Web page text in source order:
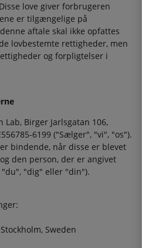
love giver forbrugeren
er tilgængelige på
aftale skal ikke opfattes
lovbestemte rettigheder, men
og forpligtelser i
Birger Jarlsgatan 106,
6199 ("Sælger", "vi", "os").
bindende, når disse er blevet
den person, der er angivet
"dig" eller "din").
Sweden